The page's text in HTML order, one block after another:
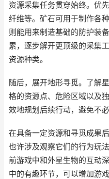
资源采集任务贯穿始终。优
纤维等。矿石可用于制作各
则能用来制造基础的防护装
累，逐步解开更顶级的采集
资源种类。
随后，展开地形寻觅。了解
格的资源点、危险区域以及
效地规划后续行动，避免不必
在具备一定资源和寻觅成果
也许涉及观察它们的行为玩
前游戏中和外星生物的互动
中的有趣环节，可以增加游